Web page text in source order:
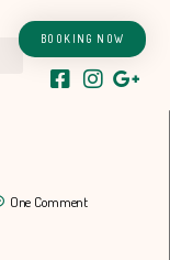
BOOKING NOW
One Comment